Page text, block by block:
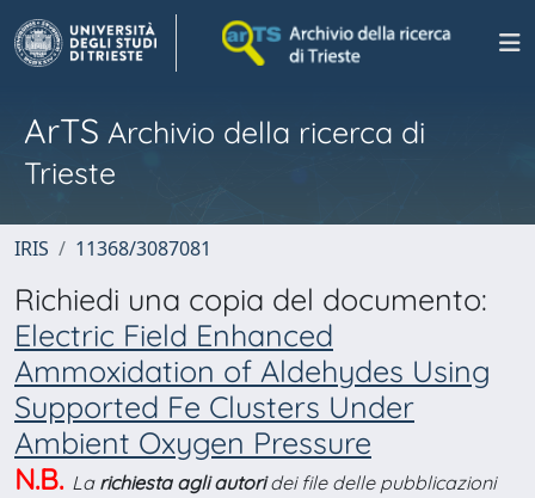
ArTS Archivio della ricerca di
Trieste
IRIS 11368/3087081
Richiedi una copia del documento:
Electric Field Enhanced
Ammoxidation of Aldehydes Using
Supported Fe Clusters Under
Ambient Oxygen Pressure
N.B. La richiesta agli autoridei file delle pubblicazioni